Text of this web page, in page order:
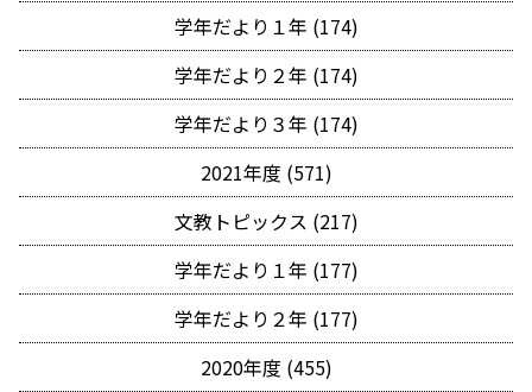
学年だより１年 (174)
学年だより２年 (174)
学年だより３年 (174)
2021年度 (571)
文教トピックス (217)
学年だより１年 (177)
学年だより２年 (177)
2020年度 (455)